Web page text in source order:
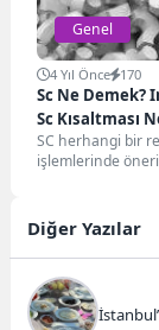
Genel
4 Yıl Önce 170
Sc Ne Demek?
Sc Kısaltması
Gelir?
SC herhangi bir
işlemlerinde
Diğer Yazılar